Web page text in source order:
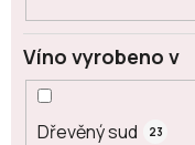
Víno vyrobeno v
Dřevěný sud 23